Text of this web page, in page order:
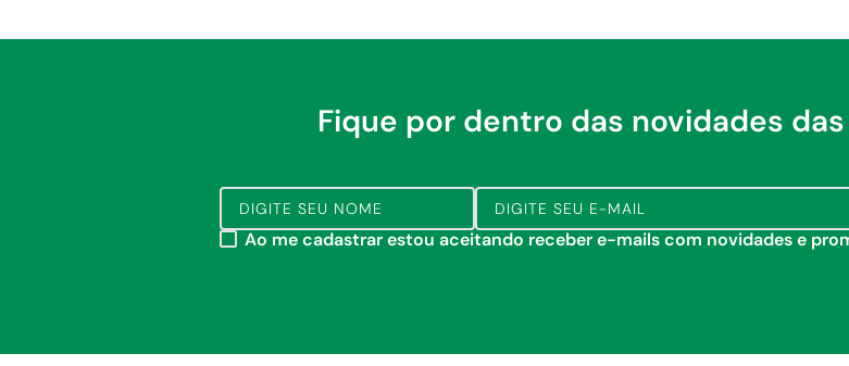
Fique por dentro das novidades
Ao me cadastrar estou aceitando receber e-mails com novidades e